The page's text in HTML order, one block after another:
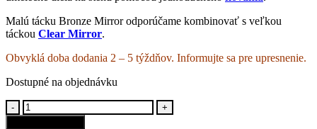
Malú tácku Bronze Mirror odporúčame kombinovať s veľkou
táckou Clear Mirror.
Obvyklá doba dodania 2 – 5 týždňov. Informujte sa pre upresnenie.
Dostupné na objednávku
-
+